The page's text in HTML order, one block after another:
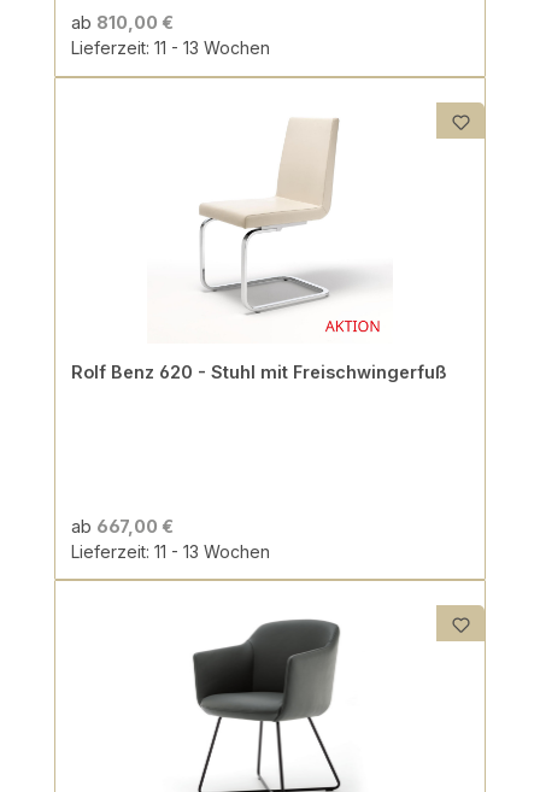
ab 810,00 €
Lieferzeit: 11 - 13 Wochen
Rolf Benz 620 - Stuhl mit Freischwingerfuß
ab 667,00 €
Lieferzeit: 11 - 13 Wochen